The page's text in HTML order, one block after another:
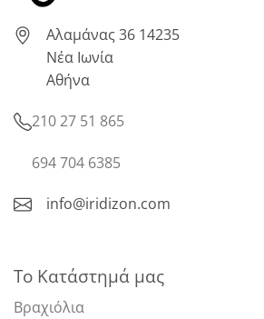
Αλαμάνας 36 14235
Νέα Ιωνία
Αθήνα
210 27 51 865
694 704 6385
info@iridizon.com
Το Κατάστημά μας
Βραχιόλια